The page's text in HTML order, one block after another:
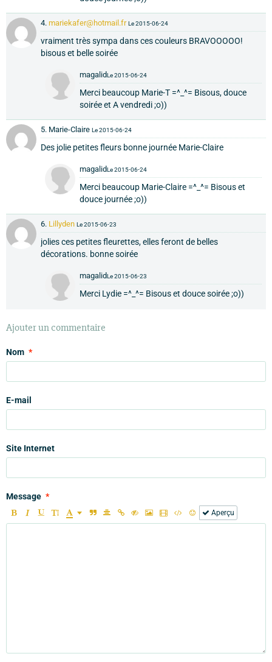
4. mariekafer@hotmail.fr Le 2015-06-24
vraiment très sympa dans ces couleurs BRAVOOOOO!
bisous et belle soirée
magalidLe 2015-06-24
Merci beaucoup Marie-T =^_^= Bisous, douce
soirée et A vendredi ;o))
5. Marie-Claire Le 2015-06-24
Des jolie petites fleurs bonne journée Marie-Claire
magalidLe 2015-06-24
Merci beaucoup Marie-Claire =^_^= Bisous et
douce journée ;o))
6. Lillyden Le 2015-06-23
jolies ces petites fleurettes, elles feront de belles
décorations. bonne soirée
magalidLe 2015-06-23
Merci Lydie =^_^= Bisous et douce soirée ;o))
Ajouter un commentaire
Nom
E-mail
Site Internet
Message
Aperçu